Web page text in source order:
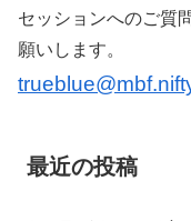
セッションへのご質
願いします。
最近の投稿